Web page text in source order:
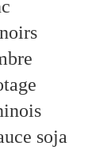
soja